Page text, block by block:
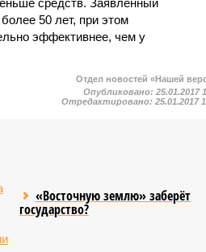
50 лет, при этом
эффективнее, чем у
Отдел новостей «Нашей
Опубликовано:25.01.2017
Отредактировано:25.01.2017
«Восточную землю» заберёт
государство?